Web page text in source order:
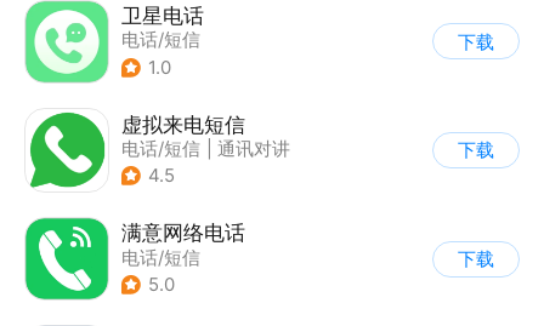
卫星电话
电话/短信
1.0
下载
虚拟来电短信
电话/短信
通讯对讲
4.5
下载
满意网络电话
电话/短信
5.0
下载